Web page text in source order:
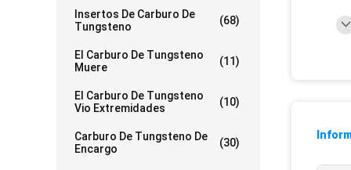
Insertos De Carburo De
Tungsteno
(68)
El Carburo De Tungsteno
Muere
(11)
El Carburo De Tungsteno
Vio Extremidades
(10)
Carburo De Tungsteno De
Encargo
(30)